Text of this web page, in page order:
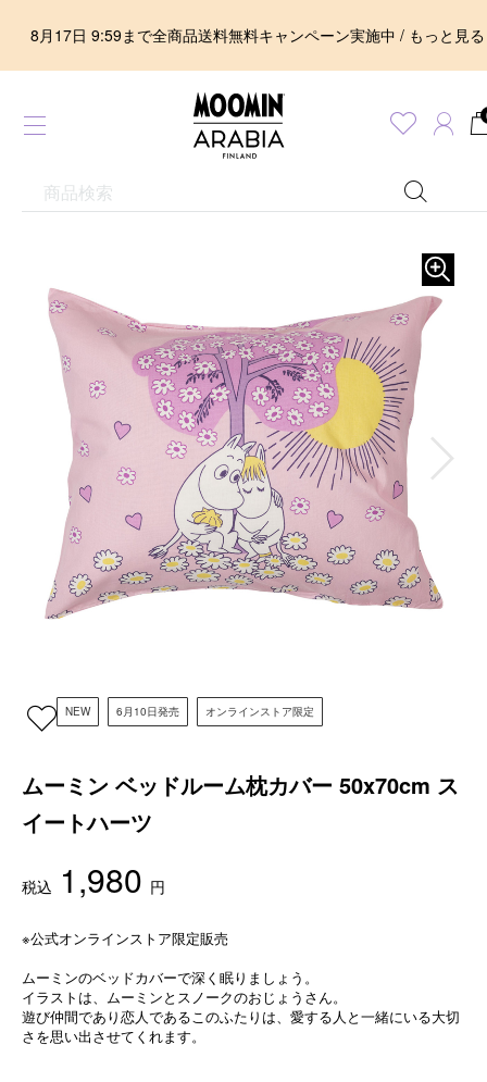
8月17日 9:59まで全商品送料無料キャンペーン実施中 / もっと見る
NEW 6月10日発売 オンラインストア限定
ムーミン ベッドルーム枕カバー 50x70cm ス
イートハーツ
税込 1,980 円
※公式オンラインストア限定販売
ムーミンのベッドカバーで深く眠りましょう。
イラストは、ムーミンとスノークのおじょうさん。
遊び仲間であり恋人であるこのふたりは、愛する人と一緒にいる大切
さを思い出させてくれます。